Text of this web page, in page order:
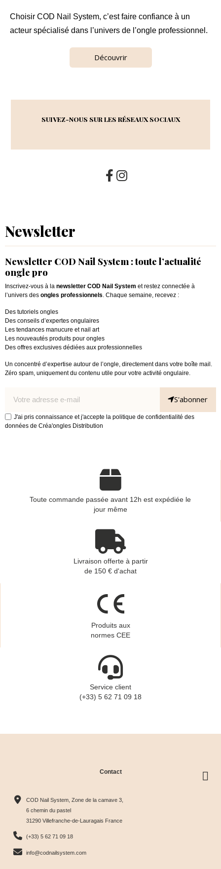
Choisir COD Nail System, c’est faire confiance à un
acteur spécialisé dans l’univers de l’ongle professionnel.
Découvrir
SUIVEZ-NOUS SUR LES RÉSEAUX SOCIAUX
Newsletter
Newsletter COD Nail System : toute l’actualité
ongle pro
Inscrivez-vous à la newsletter COD Nail System et restez connectée à
l’univers des ongles professionnels . Chaque semaine, recevez :
Des tutoriels ongles
Des conseils d’expertes ongulaires
Les tendances manucure et nail art
Les nouveautés produits pour ongles
Des offres exclusives dédiées aux professionnelles
Un concentré d’expertise autour de l’ongle, directement dans votre boîte mail.
Zéro spam, uniquement du contenu utile pour votre activité ongulaire.
S'abonner
J'ai pris connaissance et j'accepte la politique de confidentialité des
données de Créa'ongles Distribution
Toute commande passée avant 12h est expédiée le
jour même
Livraison offerte à partir
de 150 € d'achat
Produits aux
normes CEE
Service client
(+33) 5 62 71 09 18
Contact
COD Nail System, Zone de la camave 3,
6 chemin du pastel
31290 Villefranche-de-Lauragais France
(+33) 5 62 71 09 18
info@codnailsystem.com